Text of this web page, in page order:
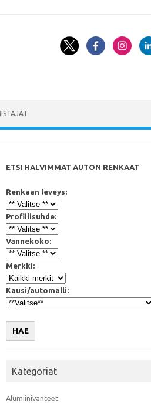
ETSI HALVIMMAT AUTON RENKAAT
Renkaan leveys:
Profiilisuhde:
Vannekoko:
Merkki:
Kausi/automalli:
HAE
Kategoriat
Alumiinivanteet